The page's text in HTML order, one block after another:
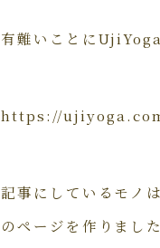
有難いことに
https://
記事にしているモノ
のページを作りました